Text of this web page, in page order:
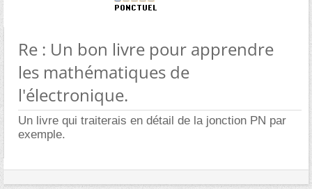
Re : Un bon livre pour apprendre
les mathématiques de
l'électronique.
Un livre qui traiterais en détail de la jonction PN par
exemple.